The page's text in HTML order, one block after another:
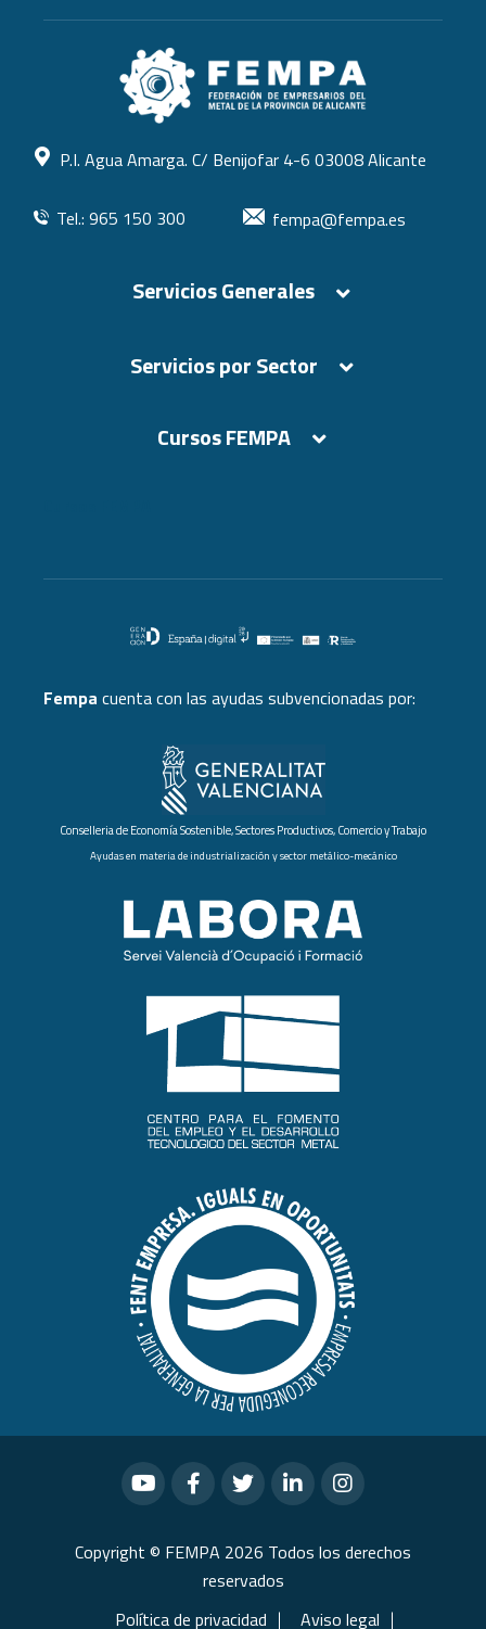
P.I. Agua Amarga. C/ Benijofar 4-6 03008 Alicante
Tel.: 965 150 300 fempa@fempa.es
Servicios Generales
Servicios por Sector
Cursos FEMPA
Fempa cuenta con las ayudas subvencionadas por:
Conselleria de Economía Sostenible, Sectores Productivos, Comercio y Trabajo
Ayudas en materia de industrialización y sector metálico-mecánico
Copyright © FEMPA 2026 Todos los derechos
reservados
Política de privacidad
Aviso legal